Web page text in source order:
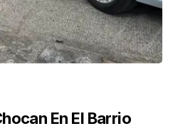
En El Barrio